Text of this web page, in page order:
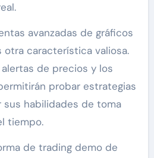
avanzadas de gráficos
característica valiosa.
de precios y los
probar estrategias
sus habilidades de toma
tiempo.
de trading demo de